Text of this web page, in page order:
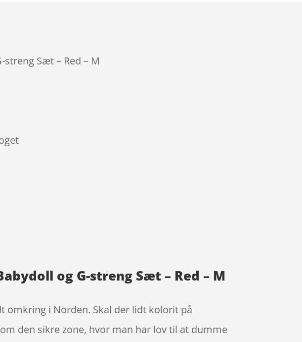
streng Sæt – Red – M
og G-streng Sæt – Red – M
omkring i Norden. Skal der lidt kolorit på
den sikre zone, hvor man har lov til at dumme